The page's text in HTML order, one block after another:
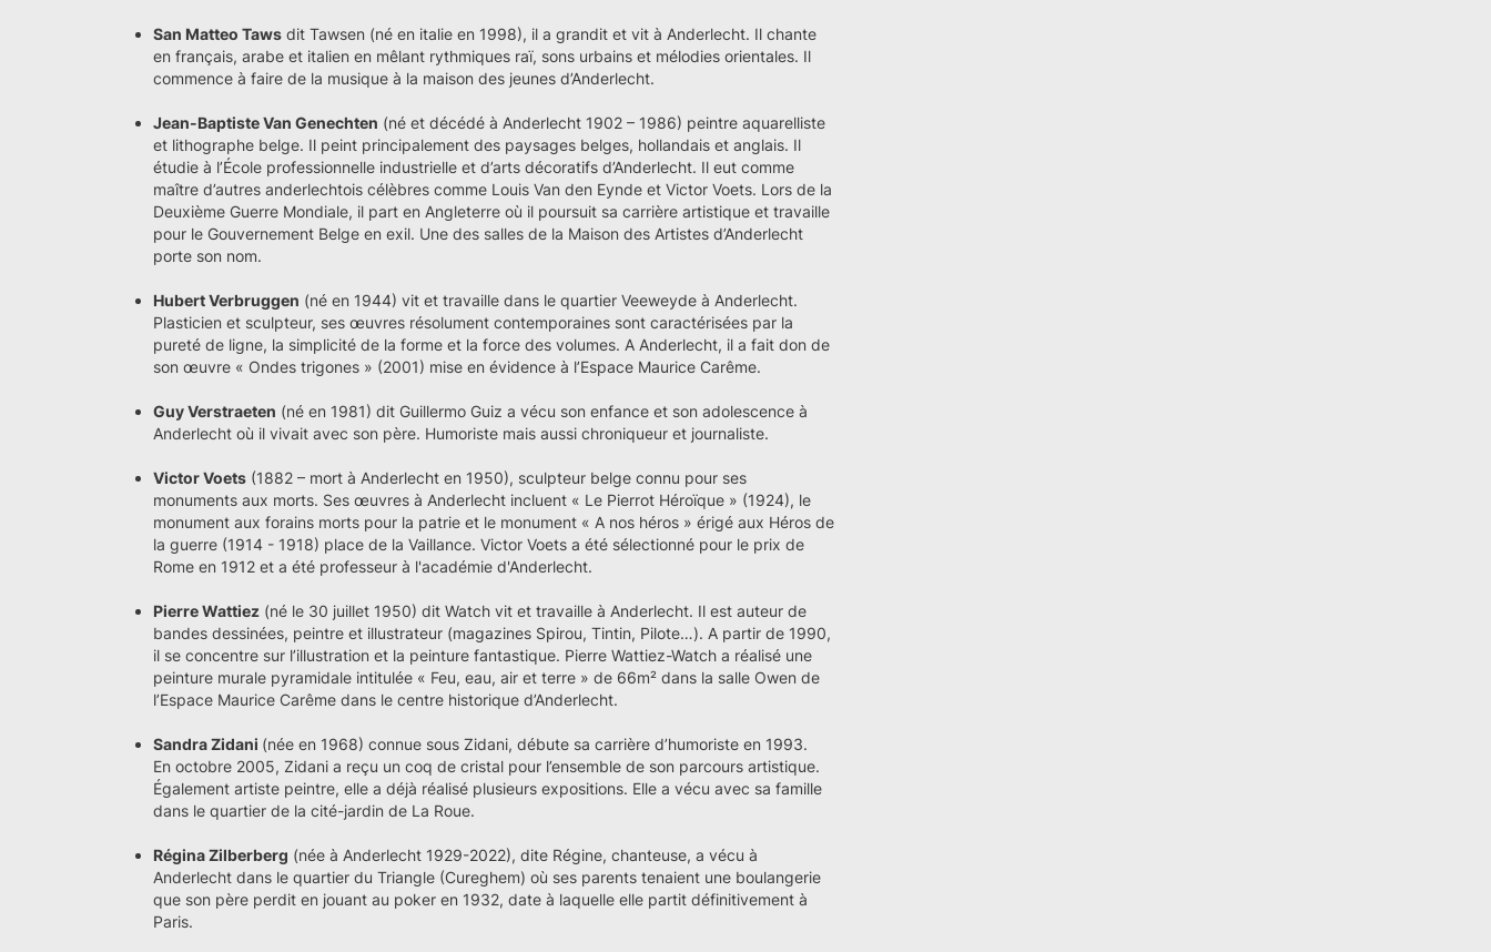
San Matteo Taws dit Tawsen (né en italie en 1998), il a grandit et vit à Anderlecht. Il chante
en français, arabe et italien en mêlant rythmiques raï, sons urbains et mélodies orientales. Il
commence à faire de la musique à la maison des jeunes d’Anderlecht.
Jean-Baptiste Van Genechten (né et décédé à Anderlecht 1902 – 1986) peintre aquarelliste
et lithographe belge. Il peint principalement des paysages belges, hollandais et anglais. Il
étudie à l’École professionnelle industrielle et d’arts décoratifs d’Anderlecht. Il eut comme
maître d’autres anderlechtois célèbres comme Louis Van den Eynde et Victor Voets. Lors de la
Deuxième Guerre Mondiale, il part en Angleterre où il poursuit sa carrière artistique et travaille
pour le Gouvernement Belge en exil. Une des salles de la Maison des Artistes d’Anderlecht
porte son nom.
Hubert Verbruggen (né en 1944) vit et travaille dans le quartier Veeweyde à Anderlecht.
Plasticien et sculpteur, ses œuvres résolument contemporaines sont caractérisées par la
pureté de ligne, la simplicité de la forme et la force des volumes. A Anderlecht, il a fait don de
son œuvre « Ondes trigones » (2001) mise en évidence à l’Espace Maurice Carême.
Guy Verstraeten (né en 1981) dit Guillermo Guiz a vécu son enfance et son adolescence à
Anderlecht où il vivait avec son père. Humoriste mais aussi chroniqueur et journaliste.
Victor Voets (1882 – mort à Anderlecht en 1950), sculpteur belge connu pour ses
monuments aux morts. Ses œuvres à Anderlecht incluent « Le Pierrot Héroïque » (1924), le
monument aux forains morts pour la patrie et le monument « A nos héros » érigé aux Héros de
la guerre (1914 - 1918) place de la Vaillance. Victor Voets a été sélectionné pour le prix de
Rome en 1912 et a été professeur à l'académie d'Anderlecht.
Pierre Wattiez (né le 30 juillet 1950) dit Watch vit et travaille à Anderlecht. Il est auteur de
bandes dessinées, peintre et illustrateur (magazines Spirou, Tintin, Pilote…). A partir de 1990,
il se concentre sur l’illustration et la peinture fantastique. Pierre Wattiez-Watch a réalisé une
peinture murale pyramidale intitulée « Feu, eau, air et terre » de 66m² dans la salle Owen de
l’Espace Maurice Carême dans le centre historique d’Anderlecht.
Sandra Zidani (née en 1968) connue sous Zidani, débute sa carrière d’humoriste en 1993.
En octobre 2005, Zidani a reçu un coq de cristal pour l’ensemble de son parcours artistique.
Également artiste peintre, elle a déjà réalisé plusieurs expositions. Elle a vécu avec sa famille
dans le quartier de la cité-jardin de La Roue.
Régina Zilberberg (née à Anderlecht 1929-2022), dite Régine, chanteuse, a vécu à
Anderlecht dans le quartier du Triangle (Cureghem) où ses parents tenaient une boulangerie
que son père perdit en jouant au poker en 1932, date à laquelle elle partit définitivement à
Paris.